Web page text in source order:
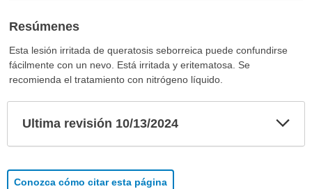
Resúmenes
Esta lesión irritada de queratosis seborreica puede confundirse
fácilmente con un nevo. Está irritada y eritematosa. Se
recomienda el tratamiento con nitrógeno líquido.
Ultima revisión 10/13/2024
Conozca cómo citar esta página